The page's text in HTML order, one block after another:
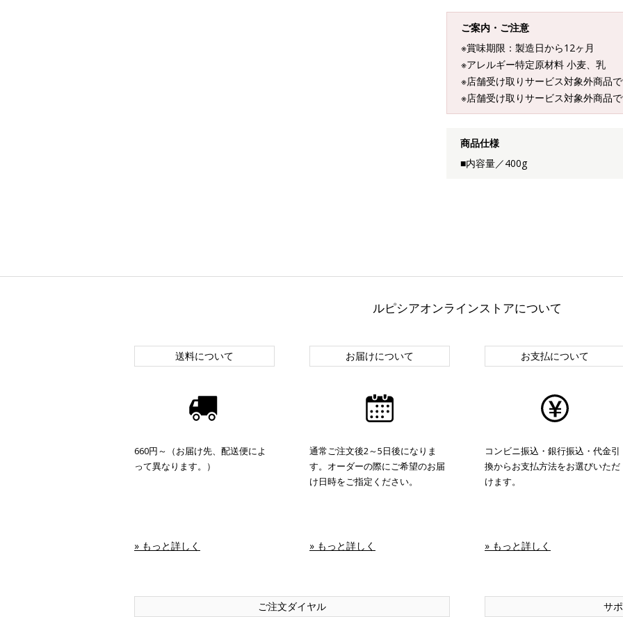
ご案内・ご注意
※賞味期限：製造日から12ヶ月
※アレルギー特定原材料 小麦、乳
※店舗受け取りサービス対象外商品で
※店舗受け取りサービス対象外商品で
商品仕様
■内容量／400g
ルピシアオンラインストアについて
送料について
660円～（お届け先、配送便によ
って異なります。）
» もっと詳しく
お届けについて
通常ご注文後2～5日後になりま
す。オーダーの際にご希望のお届
け日時をご指定ください。
» もっと詳しく
お支払について
コンビニ振込・銀行振込・代金引
換からお支払方法をお選びいただ
けます。
» もっと詳しく
ご注文ダイヤル サ